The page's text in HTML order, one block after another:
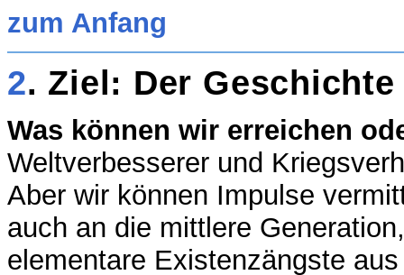
zum Anfang
2. Ziel: Der
Was können wir erreichen
Weltverbesserer und
Aber wir können Impulse
auch an die mittlere
elementare Existenzängste